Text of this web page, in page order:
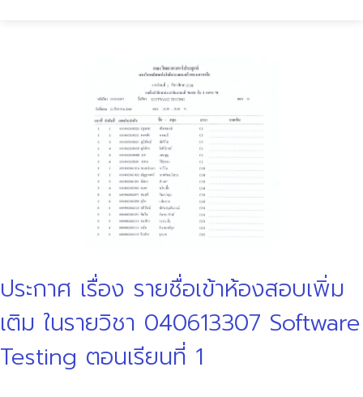
ประกาศ เรื่อง รายชื่อเข้าห้องสอบเพิ่ม
เติม ในรายวิชา 040613307 Software
Testing ตอนเรียนที่ 1